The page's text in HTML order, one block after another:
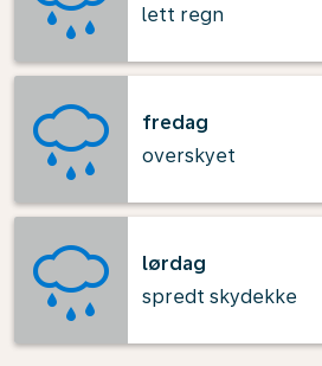
lett regn
fredag
overskyet
lørdag
spredt skydekke